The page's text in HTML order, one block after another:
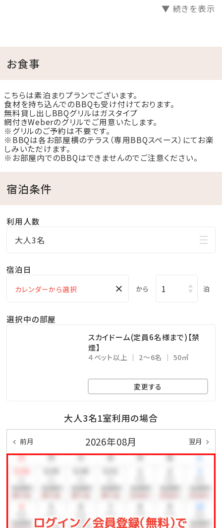
①沖縄本島から橋で行ける手軽な離島リゾート
瀬底島は沖縄本土から車でアクセス可能なため、離島
でありながら手軽に訪れることができます。
那覇空港からは、お車で約1時間50分ほどの距離に位
置します。
②沖縄最大級のグランピング施設
全16棟（ドームテント8棟、キャビン8棟）を誇り、広々と
した空間でプライベートな滞在を楽しめます。
各棟にシャワー・トイレを完備しており、離島の中の大自
然を感じながら、快適にお過ごしいただけます。
③絶景の自然環境
なら肉眼でも底が透けて見えるほど。
水平線に沈むサンセット、満点の星空といった豊かな自
④贅沢なアウトドア体験とプライベートテラス
BBQ（食事付きプラン）をご利用のお客様には、新鮮な
ートテラスでのお食事をお楽しみください。
都会の喧騒を離れた場所で、心安らぐ時間をごゆっくり
（※持ち込みBBQのお客様も、別途オプションで「県産
▼ 続きを表示
お食事
こちらは素泊まりプランでございます。
食材を持ち込んでのBBQも受け付けております。
無料貸し出しBBQグリルはガスタイプ
網付きWeberのグリルでご用意いたします。
※グリルのご予約は不要です。
※BBQは各お部屋横のテラス（専用BBQスペース）にてお楽
しみいただけます。
※お部屋内でのBBQはできませんのでご注意ください。
宿泊条件
利用人数
大人3名
宿泊日
× から 泊
選択中の部屋
スカイドーム(定員6名様まで)【禁
煙】
４ベット以上 2～6名 50㎡
変更する
大人3名1室利用の場合
前月 2026年08月 翌月